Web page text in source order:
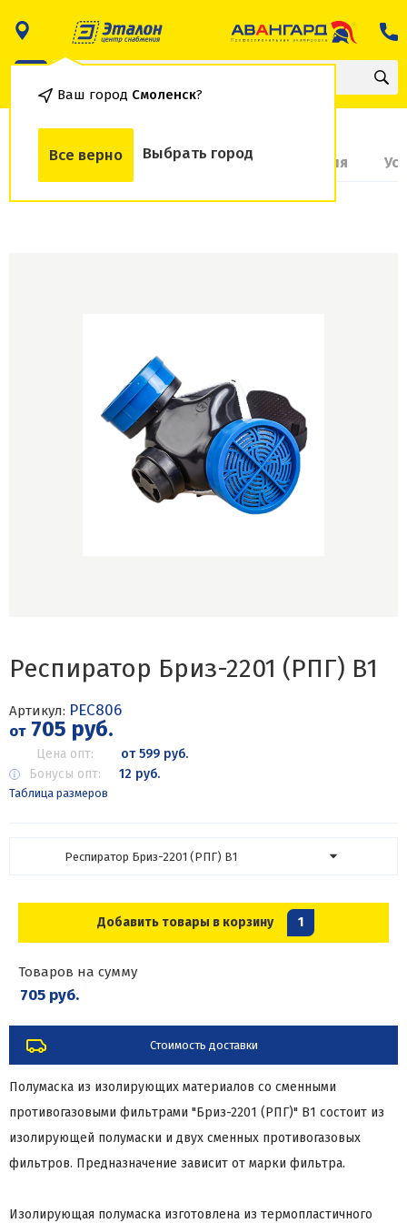
Ваш город Смоленск?
Все верно Выбрать город
О товаре Доставка и оплата Гарантия
Респиратор Бриз-2201 (РПГ) В1
Артикул: РЕС806
от705 руб.
Цена опт:
от 599 руб.
Бонусы опт:
12 руб.
Таблица размеров
Респиратор Бриз-2201 (РПГ) В1
Добавить товары в корзину 1
Товаров на сумму
705 руб.
Стоимость доставки
Полумаска из изолирующих материалов со сменными
противогазовыми фильтрами "Бриз-2201 (РПГ)" В1 состоит из
изолирующей полумаски и двух сменных противогазовых
фильтров. Предназначение зависит от марки фильтра.
Изолирующая полумаска изготовлена из термопластичного